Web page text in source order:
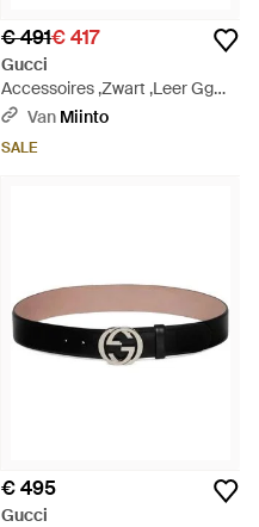
€ 491€ 417
Gucci
Accessoires ,Zwart ,Leer Gg
Leather Belt - Zwart
Van Miinto
SALE
€ 495
Gucci